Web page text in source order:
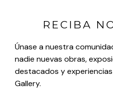
RECIBA
Únase a nuestra
nadie nuevas obras,
destacados y
Gallery.